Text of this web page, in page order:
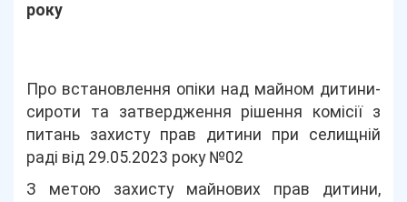
року
Про встановлення опіки над майном дитини-
сироти та затвердження рішення комісії з
питань захисту прав дитини при селищній
раді від 29.05.2023 року №02
З метою захисту майнових прав дитини,